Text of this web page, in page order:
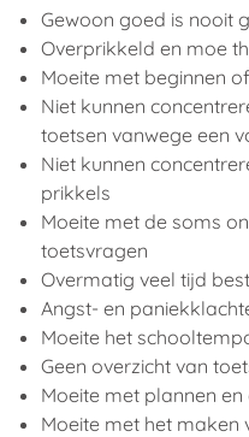
Gewoon goed is nooit
Overprikkeld en moe
Moeite met beginnen
Niet kunnen
toetsen vanwege een
Niet kunnen
prikkels
Moeite met de soms
toetsvragen
Overmatig veel tijd
Angst- en
Moeite het
Geen overzicht van
Moeite met plannen
Moeite met het